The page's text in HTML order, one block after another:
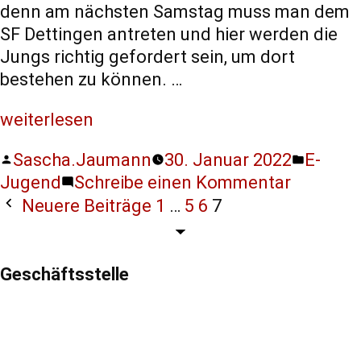
denn am nächsten Samstag muss man dem
SF Dettingen antreten und hier werden die
Jungs richtig gefordert sein, um dort
bestehen zu können. …
weiterlesen
Sascha.Jaumann
30. Januar 2022
E-
Jugend
Schreibe einen Kommentar
Neuere Beiträge 1 … 5 6 7
Geschäftsstelle
Informationen,
wie die
Website
genutzt wird,
und helfen
beim
der Website.
manche
Features der